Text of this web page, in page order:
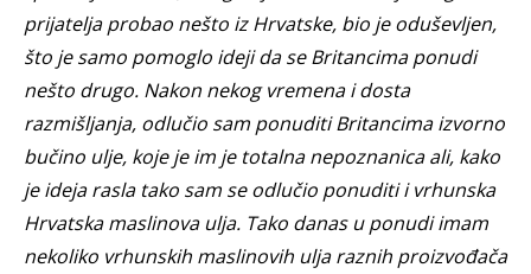
prijatelja probao nešto iz Hrvatske, bio je oduševljen,
što je samo pomoglo ideji da se Britancima ponudi
nešto drugo. Nakon nekog vremena i dosta
razmišljanja, odlučio sam ponuditi Britancima izvorno
bučino ulje, koje je im je totalna nepoznanica ali, kako
je ideja rasla tako sam se odlučio ponuditi i vrhunska
Hrvatska maslinova ulja. Tako danas u ponudi imam
nekoliko vrhunskih maslinovih ulja raznih proizvođača